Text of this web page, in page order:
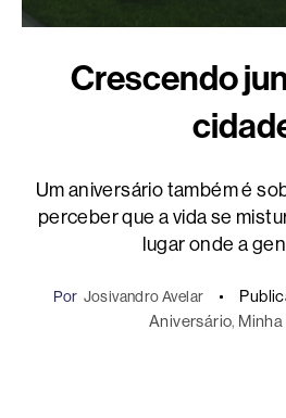
Crescendo
Um aniversário também é
perceber que a vida se
lugar onde a
Por Josivandro Avelar
Aniversário,